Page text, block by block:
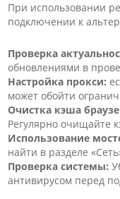
При использовании
подключении к
Проверка
обновлениями в
Настройка прокси:
может обойти
Очистка кэша
Регулярно очищайте
Использование
найти в разделе
Проверка системы:
антивирусом перед